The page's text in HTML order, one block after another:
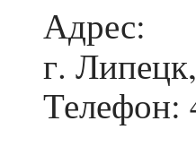
Адрес:
г.
Телефон: